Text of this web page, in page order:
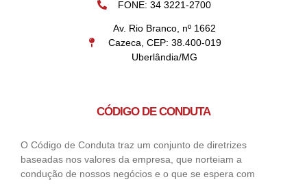
FONE: 34 3221-2700
Av. Rio Branco, nº 1662
Cazeca, CEP: 38.400-019
Uberlândia/MG
CÓDIGO DE CONDUTA
O Código de Conduta traz um conjunto de diretrizes
baseadas nos valores da empresa, que norteiam a
condução de nossos negócios e o que se espera com